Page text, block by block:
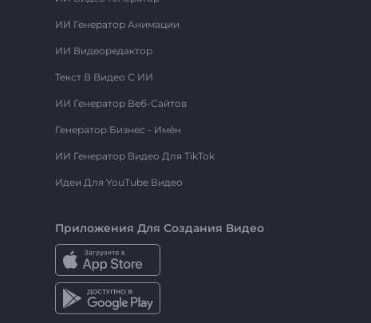
ИИ Генератор Анимации
ИИ Видеоредактор
Текст В Видео С ИИ
ИИ Генератор Веб-Сайтов
Генератор Бизнес - Имён
ИИ Генератор Видео Для TikTok
Идеи Для YouTube Видео
Приложения Для Создания Видео